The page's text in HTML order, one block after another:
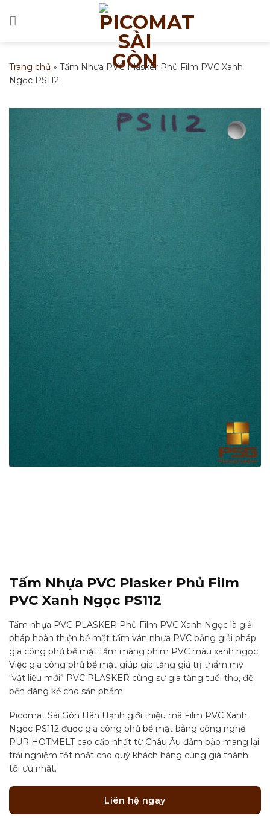
qua
Trang chủ » Tấm Nhựa PVC Plasker Phủ Film PVC Xanh
Ngọc PS112
Tấm Nhựa PVC Plasker Phủ Film
PVC Xanh Ngọc PS112
Tấm nhựa PVC PLASKER Phủ Film PVC Xanh Ngọc là giải
pháp hoàn thiện bề mặt tấm ván nhựa PVC bằng giải pháp
gia công phủ bề mặt tấm màng phim PVC màu xanh ngọc.
Việc gia công phủ bề mặt giúp gia tăng giá trị thẩm mỹ
“vật liệu mới” PVC PLASKER cùng sự gia tăng tuổi thọ, độ
bền đáng kể cho sản phẩm.
Picomat Sài Gòn Hân Hạnh giới thiệu mã Film PVC Xanh
Ngọc PS112 được gia công phủ bề mặt bằng công nghệ
PUR HOTMELT cao cấp nhất từ Châu Âu đảm bảo mang lại
trải nghiệm tốt nhất cho quý khách hàng cùng giá thành
tối ưu nhất.
Liên hệ ngay